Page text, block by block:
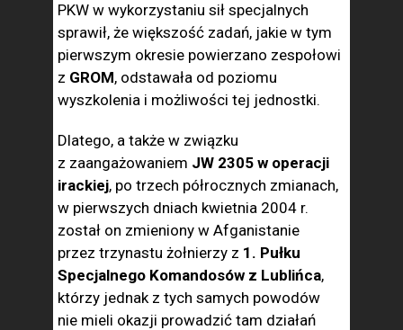
PKW w wykorzystaniu sił specjalnych
sprawił, że większość zadań, jakie w tym
pierwszym okresie powierzano zespołowi
z GROM, odstawała od poziomu
wyszkolenia i możliwości tej jednostki.
Dlatego, a także w związku
z zaangażowaniem JW 2305 w operacji
irackiej, po trzech półrocznych zmianach,
w pierwszych dniach kwietnia 2004 r.
został on zmieniony w Afganistanie
przez trzynastu żołnierzy z 1. Pułku
Specjalnego Komandosów z Lublińca,
którzy jednak z tych samych powodów
nie mieli okazji prowadzić tam działań